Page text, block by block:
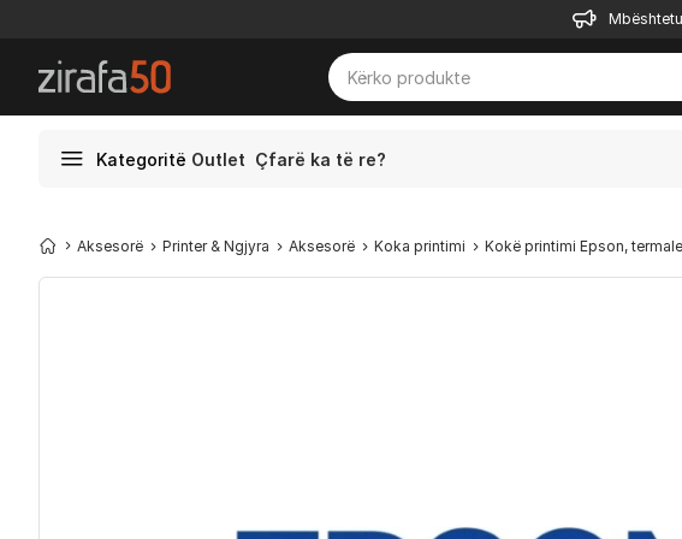
Kategoritë Outlet Çfarë ka të re?
Aksesorë Printer & Ngjyra Aksesorë Koka printimi Kokë printimi Epson,